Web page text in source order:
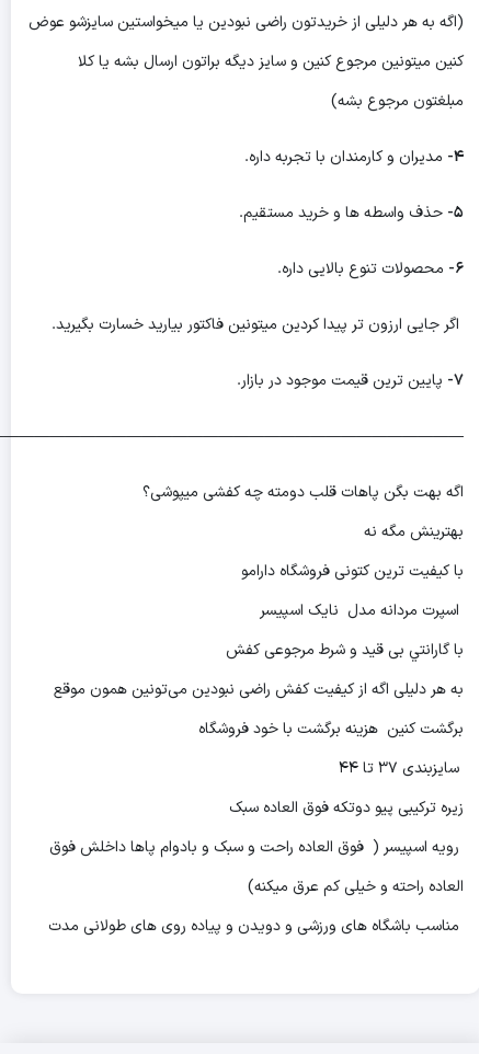
(اگه به هر دلیلی از خریدتون راضی نبودین یا میخواستین سایزشو عوض
کنین میتونین مرجوع کنین و سایز دیگه براتون ارسال بشه یا کلا
مبلغتون مرجوع بشه)
مدیران و کارمندان با تجربه داره.
حذف واسطه ها و خرید مستقیم.
محصولات تنوع بالایی داره.
اگر جایی ارزون تر پیدا کردین میتونین فاکتور بیارید خسارت بگیرید.
پایین ترین قیمت موجود در بازار.
———————————————————————————————
اگه بهت بگن پاهات قلب دومته چه کفشی میپوشی؟
بهترینش مگه نه
با کیفیت ترین کتونی فروشگاه دارامو
اسپرت مردانه مدل نایک اسپیسر
با گارانتي بی قید و شرط مرجوعی کفش
به هر دلیلی اگه از کیفیت کفش راضی نبودین می‌تونین همون موقع
برگشت کنین هزینه برگشت با خود فروشگاه
سایزبندی 37 تا 44
زیره ترکیبی پیو دوتکه فوق العاده سبک
رویه اسپیسر ( فوق العاده راحت و سبک و بادوام پاها داخلش فوق
العاده راحته و خیلی کم عرق میکنه)
مناسب باشگاه های ورزشی و دویدن و پیاده روی های طولانی مدت